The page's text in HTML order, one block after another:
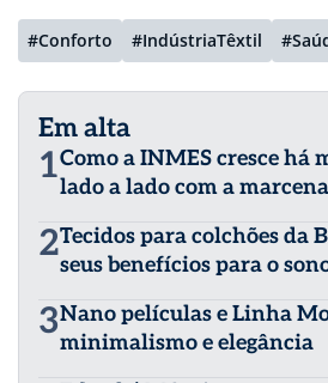
#Conforto #IndústriaTêxtil
Em alta
1Como a INMES cresce há
lado a lado com a
2Tecidos para colchões da
seus benefícios para o
3Nano películas e Linha
minimalismo e elegância